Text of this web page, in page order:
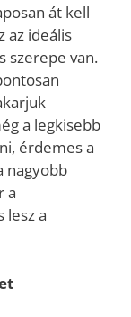
át kell
az ideális
szerepe van.
a legkisebb
érdemes a
nagyobb
a
lesz a